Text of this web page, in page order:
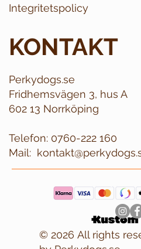
Integritetspolicy
KONTAKT
Perkydogs.se
Fridhemsvägen 3, hus A
602 13 Norrköping
Telefon: 0760-222 160
Mail:
© 2026 All rights